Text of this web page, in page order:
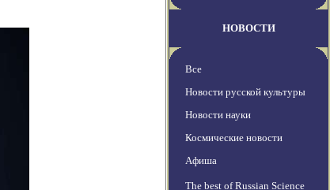
НОВОСТИ
Все
Новости русской культуры
Новости науки
Космические новости
Афиша
The best of Russian Science